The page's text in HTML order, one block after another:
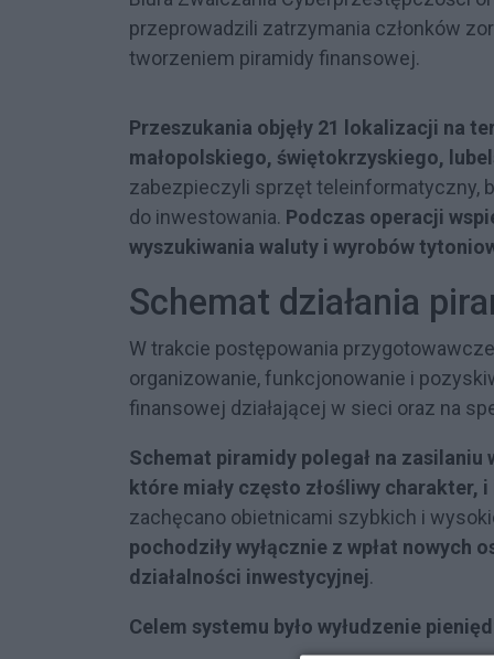
przeprowadzili zatrzymania członków
tworzeniem piramidy finansowej.
Przeszukania objęły 21 lokalizacji na
małopolskiego, świętokrzyskiego,
zabezpieczyli sprzęt teleinformatyczny,
do inwestowania. Podczas operacji
wyszukiwania waluty i wyrobów
Schemat działania
W trakcie postępowania
organizowanie, funkcjonowanie i
finansowej działającej w sieci oraz na
Schemat piramidy polegał na zasilaniu
które miały często złośliwy charakter,
zachęcano obietnicami szybkich i
pochodziły wyłącznie z wpłat nowych
działalności inwestycyjnej.
Celem systemu było wyłudzenie